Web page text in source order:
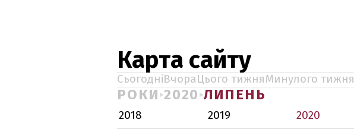
Карта сайту
СьогодніВчораЦього тижняМинулого тижня
РОКИ 2020 ЛИПЕНЬ
2018 2019 2020